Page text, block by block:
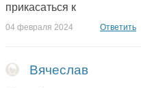
прикасаться к
04 февраля 2024 Ответить
Вячеслав